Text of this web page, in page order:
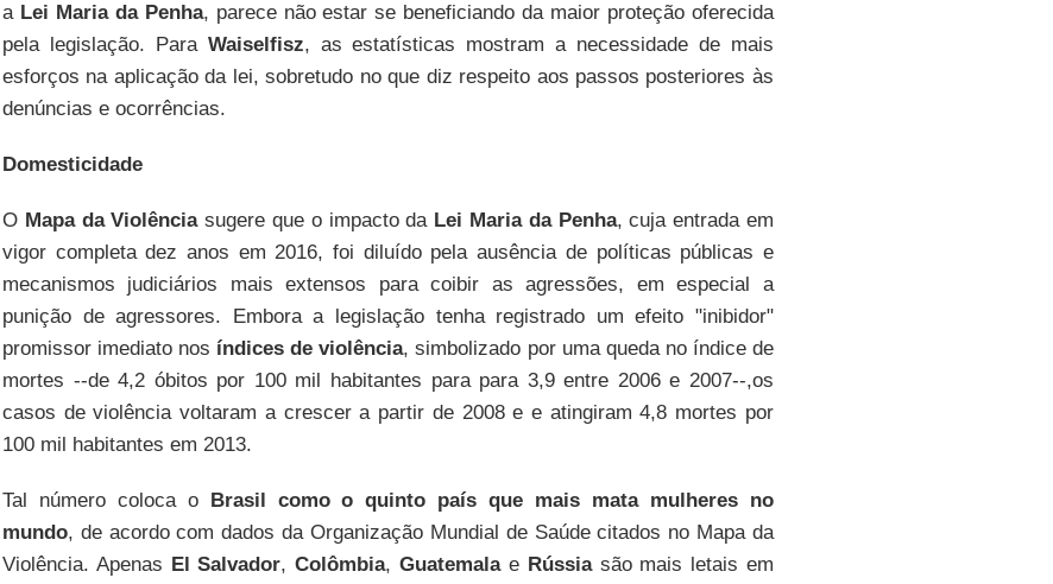
a Lei Maria da Penha, parece não estar se beneficiando da maior proteção oferecida
pela legislação. Para Waiselfisz, as estatísticas mostram a necessidade de mais
esforços na aplicação da lei, sobretudo no que diz respeito aos passos posteriores às
denúncias e ocorrências.
Domesticidade
O Mapa da Violênciasugere que o impacto da Lei Maria da Penha, cuja entrada em
vigor completa dez anos em 2016, foi diluído pela ausência de políticas públicas e
mecanismos judiciários mais extensos para coibir as agressões, em especial a
punição de agressores. Embora a legislação tenha registrado um efeito "inibidor"
promissor imediato nos índices de violência, simbolizado por uma queda no índice de
mortes --de 4,2 óbitos por 100 mil habitantes para para 3,9 entre 2006 e 2007--,os
casos de violência voltaram a crescer a partir de 2008 e e atingiram 4,8 mortes por
100 mil habitantes em 2013.
Tal número coloca o Brasil como o quinto país que mais mata mulheres no
mundo, de acordo com dados da Organização Mundial de Saúde citados no Mapa da
Violência. Apenas El Salvador,Colômbia,Guatemalae Rússiasão mais letais em